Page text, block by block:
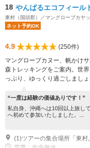
18 やんばるエコフィー
東村（国頭郡）／マングローブカヤ
ネット予約OK
4.9
(250件)
マングローブカヌー、帆かけ
森トレッキングをご案内。世
っぷり、ゆっくり過ごしまし
“一度は経験の価値ありです！”
私自身、沖縄へは10回以上旅し
へ初めて参加いたしました。...